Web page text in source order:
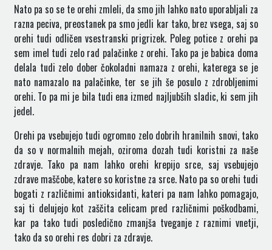
Nato pa so se te orehi zmleli, da smo jih lahko nato uporabljali za
razna peciva, preostanek pa smo jedli kar tako, brez vsega, saj so
orehi tudi odličen vsestranski prigrizek. Poleg potice z orehi pa
sem imel tudi zelo rad palačinke z orehi. Tako pa je babica doma
delala tudi zelo dober čokoladni namaza z orehi, katerega se je
nato namazalo na palačinke, ter se jih še posulo z zdrobljenimi
orehi. To pa mi je bila tudi ena izmed najljubših sladic, ki sem jih
jedel.
Orehi pa vsebujejo tudi ogromno zelo dobrih hranilnih snovi, tako
da so v normalnih mejah, oziroma dozah tudi koristni za naše
zdravje. Tako pa nam lahko orehi krepijo srce, saj vsebujejo
zdrave maščobe, katere so koristne za srce. Nato pa so orehi tudi
bogati z različnimi antioksidanti, kateri pa nam lahko pomagajo,
saj ti delujejo kot zaščita celicam pred različnimi poškodbami,
kar pa tako tudi posledično zmanjša tveganje z raznimi vnetji,
tako da so orehi res dobri za zdravje.